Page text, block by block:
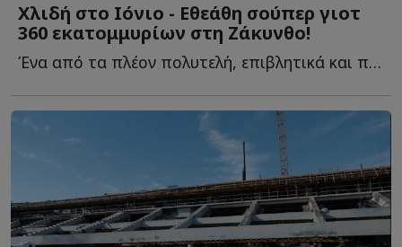
Χλιδή στο Ιόνιο - Εθεάθη σούπερ γιοτ
360 εκατομμυρίων στη Ζάκυνθο!
Ένα από τα πλέον πολυτελή, επιβλητικά και πανάκριβα me...